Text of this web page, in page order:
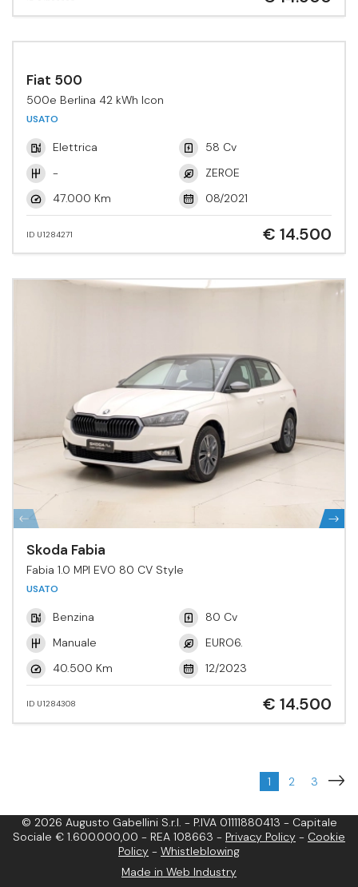
Fiat 500
500e Berlina 42 kWh Icon
USATO
Elettrica
58 Cv
-
ZEROE
47.000 Km
08/2021
ID U1284271 € 14.500
Skoda Fabia
Fabia 1.0 MPI EVO 80 CV Style
USATO
Benzina
80 Cv
Manuale
EURO6.
40.500 Km
12/2023
ID U1284308 € 14.500
1 2 3
© 2026 Augusto Gabellini S.r.l. - P.IVA 01111880413 - Capitale
Sociale € 1.600.000,00 - REA 108663 - Privacy Policy - Cookie
Policy - Whistleblowing
Made in Web Industry